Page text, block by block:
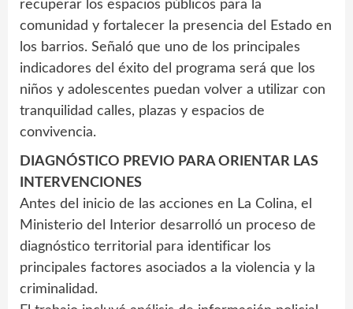
recuperar los espacios públicos para la
comunidad y fortalecer la presencia del Estado en
los barrios. Señaló que uno de los principales
indicadores del éxito del programa será que los
niños y adolescentes puedan volver a utilizar con
tranquilidad calles, plazas y espacios de
convivencia.
DIAGNÓSTICO PREVIO PARA ORIENTAR LAS
INTERVENCIONES
Antes del inicio de las acciones en La Colina, el
Ministerio del Interior desarrolló un proceso de
diagnóstico territorial para identificar los
principales factores asociados a la violencia y la
criminalidad.